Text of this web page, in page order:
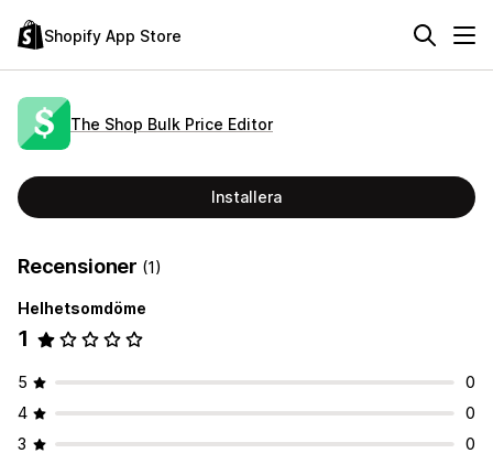
Shopify App Store
The Shop Bulk Price Editor
Installera
Recensioner (1)
Helhetsomdöme
1
5
0
4
0
3
0